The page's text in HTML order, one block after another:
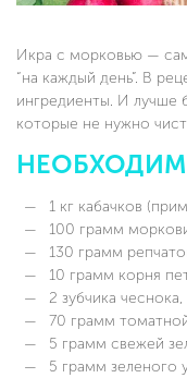
Икра с морковью —
“на каждый день”. В
ингредиенты. И лучше
которые не нужно
1 кг кабачков
100 грамм
130 грамм
10 грамм корня
2 зубчика
70 грамм
5 грамм свежей
5 грамм зеленого